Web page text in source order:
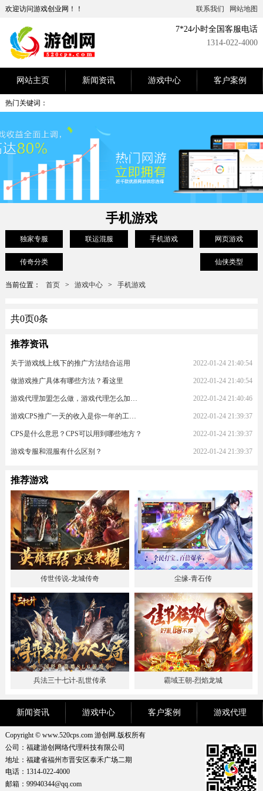
欢迎访问游戏创业网！！ 联系我们 网站地图
7*24小时全国客服电话
1314-022-4000
网站主页 新闻资讯 游戏中心 客户案例
热门关键词：
手机游戏
独家专服 联运混服 手机游戏 网页游戏
传奇分类 仙侠类型
当前位置： 首页 > 游戏中心 > 手机游戏
共0页0条
推荐资讯
关于游戏线上线下的推广方法结合运用 2022-01-24 21:40:54
做游戏推广具体有哪些方法？看这里 2022-01-24 21:40:54
游戏代理加盟怎么做，游戏代理怎么加入？ 2022-01-24 21:40:46
游戏CPS推广一天的收入是你一年的工资！ 2022-01-24 21:39:37
CPS是什么意思？CPS可以用到哪些地方？ 2022-01-24 21:39:37
游戏专服和混服有什么区别？ 2022-01-24 21:39:37
推荐游戏
传世传说-龙城传奇 尘缘-青石传
兵法三十七计-乱世传承 霸域王朝-烈焰龙城
新闻资讯 游戏中心 客户案例 游戏代理
Copyright © www.520cps.com 游创网.版权所有
公司：福建游创网络代理科技有限公司
地址：福建省福州市晋安区泰禾广场二期
电话：1314-022-4000
邮箱：99940344@qq.com